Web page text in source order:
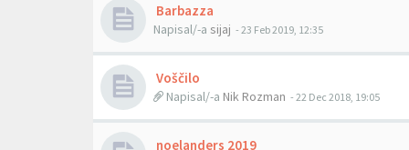
Barbazza
Napisal/-a sijaj - 23 Feb 2019, 12:35
Voščilo
Napisal/-a Nik Rozman - 22 Dec 2018, 19:05
noelanders 2019